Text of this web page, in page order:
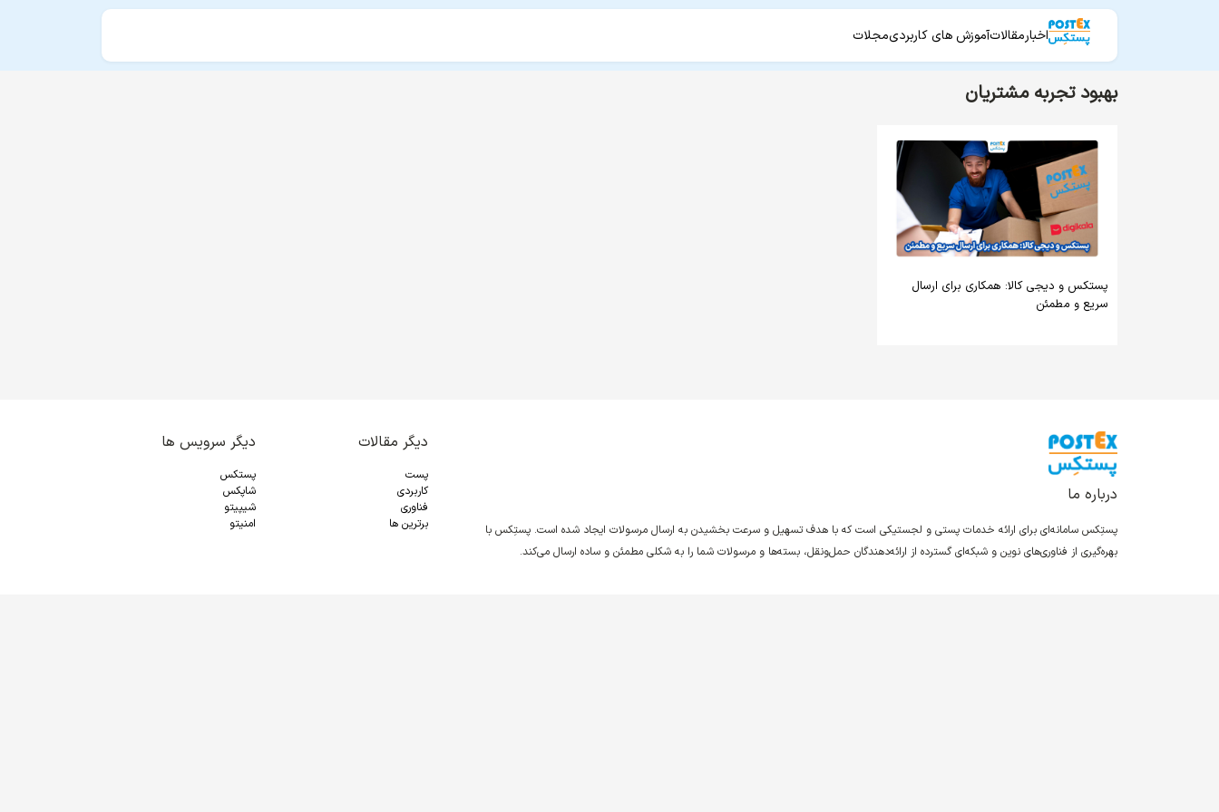
اخبارمقالاتآموزش های کاربردیمجلات
بهبود تجربه مشتریان
پستکس و دیجی کالا: همکاری برای ارسال
سریع و مطمئن
درباره ما
پستِکس سامانه‌ای برای ارائه خدمات پستی و لجستیکی است که با هدف تسهیل و سرعت بخشیدن به ارسال مرسولات ایجاد شده است. پستِکس با
بهره‌گیری از فناوری‌های نوین و شبکه‌ای گسترده از ارائه‌دهندگان حمل‌ونقل، بسته‌ها و مرسولات شما را به شکلی مطمئن و ساده ارسال می‌کند.
دیگر مقالات
پست
کاربردی
فناوری
برترین ها
دیگر سرویس ها
پستکس
شاپکس
شیپیتو
امنیتو